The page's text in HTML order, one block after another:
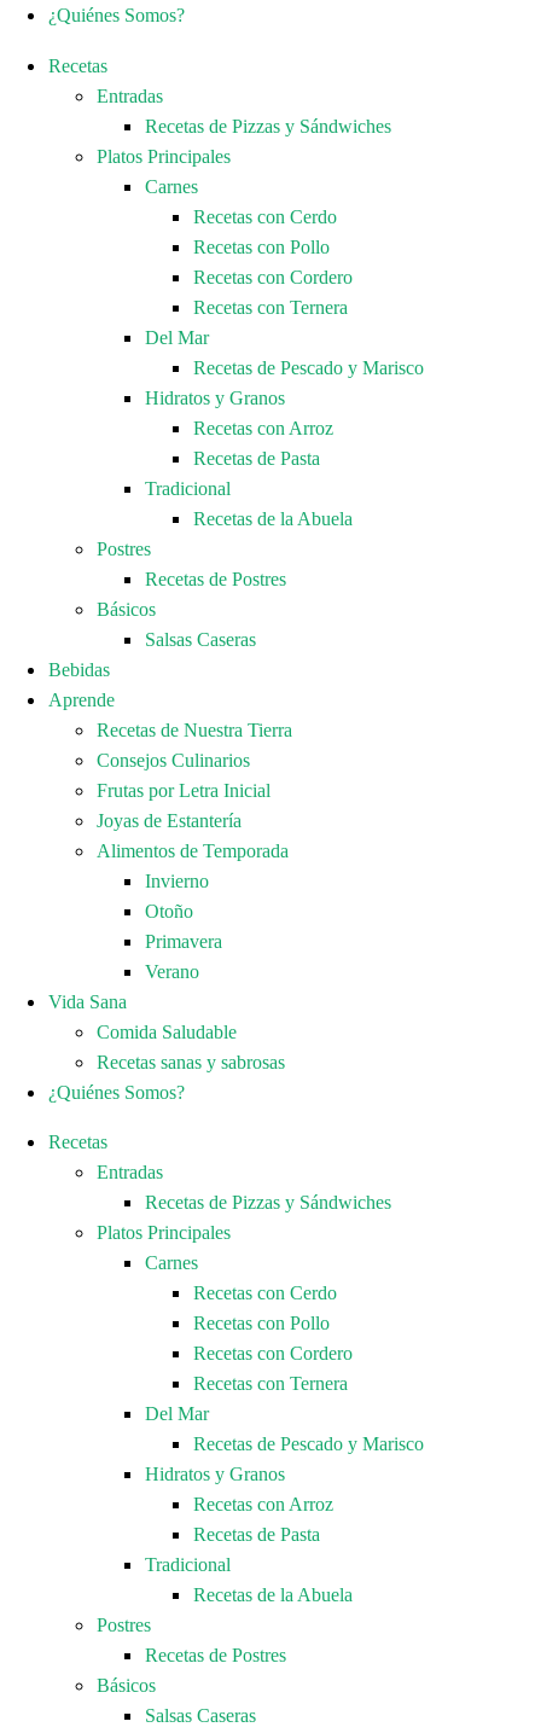
¿Quiénes Somos?
Recetas
Entradas
Recetas de Pizzas y Sándwiches
Platos Principales
Carnes
Recetas con Cerdo
Recetas con Pollo
Recetas con Cordero
Recetas con Ternera
Del Mar
Recetas de Pescado y Marisco
Hidratos y Granos
Recetas con Arroz
Recetas de Pasta
Tradicional
Recetas de la Abuela
Postres
Recetas de Postres
Básicos
Salsas Caseras
Bebidas
Aprende
Recetas de Nuestra Tierra
Consejos Culinarios
Frutas por Letra Inicial
Joyas de Estantería
Alimentos de Temporada
Invierno
Otoño
Primavera
Verano
Vida Sana
Comida Saludable
Recetas sanas y sabrosas
¿Quiénes Somos?
Recetas
Entradas
Recetas de Pizzas y Sándwiches
Platos Principales
Carnes
Recetas con Cerdo
Recetas con Pollo
Recetas con Cordero
Recetas con Ternera
Del Mar
Recetas de Pescado y Marisco
Hidratos y Granos
Recetas con Arroz
Recetas de Pasta
Tradicional
Recetas de la Abuela
Postres
Recetas de Postres
Básicos
Salsas Caseras